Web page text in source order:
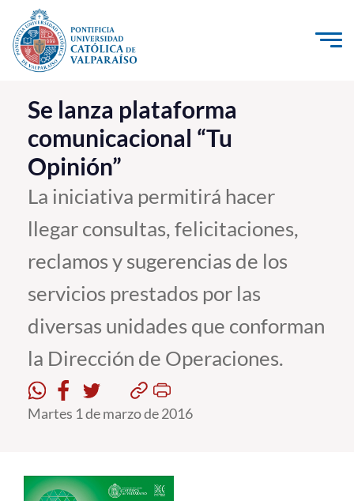
Click acá para ir directamente al contenido
La Universidad
Investigación, Creación e Innovación
PUCV Internacional
Vinculación con el Medio
Admisión
Estudiantes
Alumni
Se lanza plataforma
comunicacional “Tu
Opinión”
La iniciativa permitirá hacer
llegar consultas, felicitaciones,
reclamos y sugerencias de los
servicios prestados por las
diversas unidades que conforman
la Dirección de Operaciones.
Martes 1 de marzo de 2016